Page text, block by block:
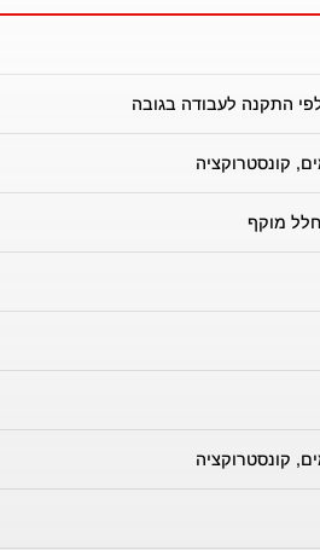
התקנה לעבודה בגובה
קונסטרוקציה
מוקף
קונסטרוקציה